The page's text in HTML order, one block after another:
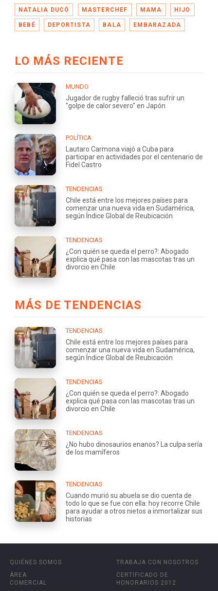
NATALIA DUCÓ MASTERCHEF MAMA HIJO
BEBÉ DEPORTISTA BALA EMBARAZADA
LO MÁS RECIENTE
MUNDO
Jugador de rugby falleció tras sufrir un
"golpe de calor severo" en Japón
POLÍTICA
Lautaro Carmona viajó a Cuba para
participar en actividades por el centenario de
Fidel Castro
TENDENCIAS
Chile está entre los mejores países para
comenzar una nueva vida en Sudamérica,
según Índice Global de Reubicación
TENDENCIAS
¿Con quién se queda el perro?: Abogado
explica qué pasa con las mascotas tras un
divorcio en Chile
MÁS DE TENDENCIAS
TENDENCIAS
Chile está entre los mejores países para
comenzar una nueva vida en Sudamérica,
según Índice Global de Reubicación
TENDENCIAS
¿Con quién se queda el perro?: Abogado
explica qué pasa con las mascotas tras un
divorcio en Chile
TENDENCIAS
¿No hubo dinosaurios enanos? La culpa sería
de los mamíferos
TENDENCIAS
Cuando murió su abuela se dio cuenta de
todo lo que se fue con ella: hoy recorre Chile
para ayudar a otros nietos a inmortalizar sus
historias
QUIÉNES SOMOS
ÁREA
COMERCIAL
TRABAJA CON NOSOTROS
CERTIFICADO DE
HONORARIOS 2012